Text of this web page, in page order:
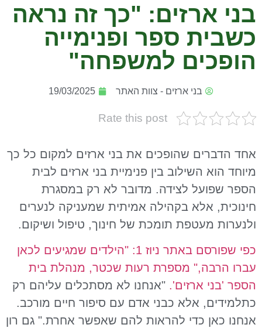
בני ארזים: "כך זה נראה
כשבית ספר ופנימייה
הופכים למשפחה"
בני ארזים - צוות האתר 19/03/2025
Rate this post
אחד הדברים שהופכים את בני ארזים למקום כל כך
מיוחד הוא השילוב בין פנימיית בני ארזים לבית
הספר שפועל לצידה. מדובר לא רק במסגרת
חינוכית, אלא בקהילה אמיתית שמעניקה לנערים
ולנערות מעטפת תומכת של חינוך, טיפול ושיקום.
כפי שפורסם באתר ניוז 1: "הילדים שמגיעים לכאן
עברו הרבה," מספרת רעות שכטר, מנהלת בית
הספר 'בני ארזים'. "אנחנו לא מסתכלים עליהם רק
כתלמידים, אלא כבני אדם עם סיפור חיים מורכב.
אנחנו כאן כדי להראות להם שאפשר אחרת." גם רון